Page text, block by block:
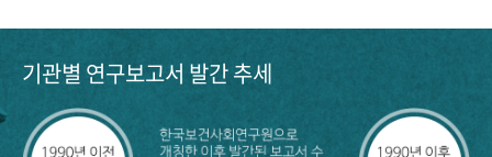
기관별 연구보고서 발간 추세